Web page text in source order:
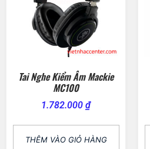
Tai Nghe Kiểm Âm Mackie
MC100
1.782.000 ₫
THÊM VÀO GIỎ HÀNG